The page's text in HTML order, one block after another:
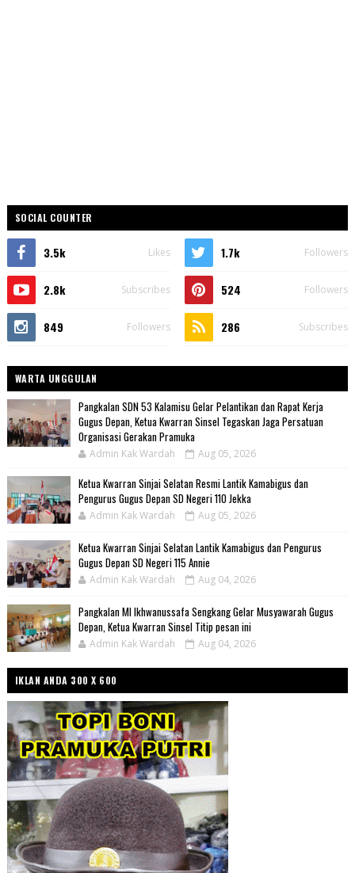
SOCIAL COUNTER
3.5k Likes 1.7k Followers
2.8k Subscribes 524 Followers
849 Followers 286 Subscribes
WARTA UNGGULAN
Pangkalan SDN 53 Kalamisu Gelar Pelantikan dan Rapat Kerja
Gugus Depan, Ketua Kwarran Sinsel Tegaskan Jaga Persatuan
Organisasi Gerakan Pramuka
Admin Kak Wardah Aug 05, 2026
Ketua Kwarran Sinjai Selatan Resmi Lantik Kamabigus dan
Pengurus Gugus Depan SD Negeri 110 Jekka
Admin Kak Wardah Aug 05, 2026
Ketua Kwarran Sinjai Selatan Lantik Kamabigus dan Pengurus
Gugus Depan SD Negeri 115 Annie
Admin Kak Wardah Aug 04, 2026
Pangkalan MI Ikhwanussafa Sengkang Gelar Musyawarah Gugus
Depan, Ketua Kwarran Sinsel Titip pesan ini
Admin Kak Wardah Aug 04, 2026
IKLAN ANDA 300 X 600